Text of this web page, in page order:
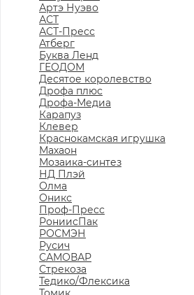
Артэ Нуэво
АСТ
АСТ-Пресс
Атберг
Буква Ленд
ГЕОДОМ
Десятое королевство
Дрофа плюс
Дрофа-Медиа
Карапуз
Клевер
Краснокамская игрушка
Махаон
Мозаика-синтез
НД Плэй
Олма
Оникс
Проф-Пресс
РониисПак
РОСМЭН
Русич
САМОВАР
Стрекоза
Тедико/Флексика